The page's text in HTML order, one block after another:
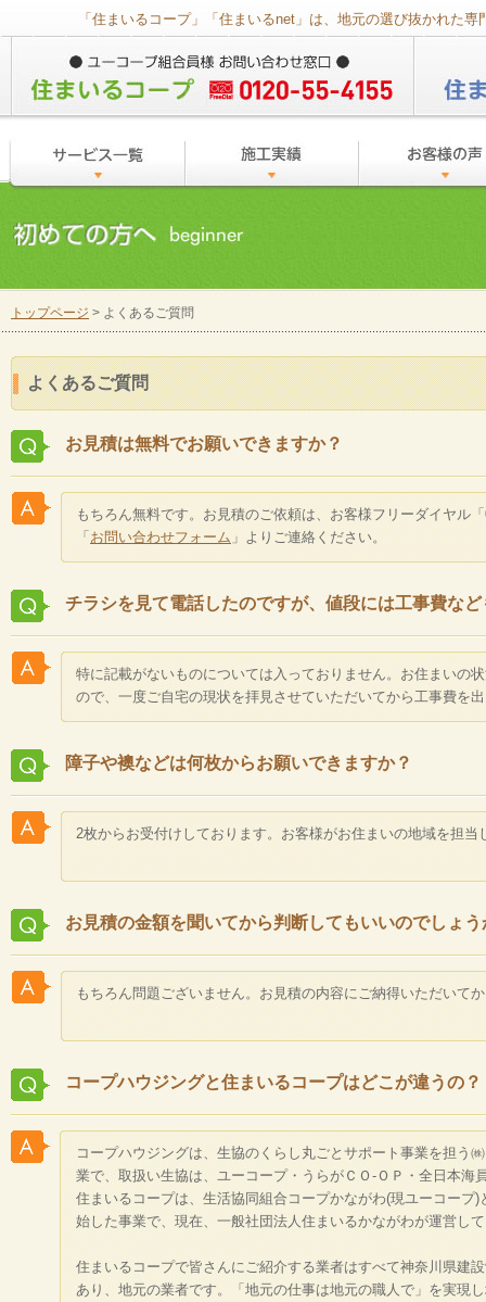
「住まいるコープ」「住まいるnet」は、地元の選び抜かれた
トップページ > よくあるご質問
よくあるご質問
お見積は無料でお願いできますか？
もちろん無料です。お見積のご依頼は、お客様フリーダイヤル
「 お問い合わせフォーム 」よりご連絡ください。
チラシを見て電話したのですが、値段には工事費な
特に記載がないものについては入っておりません。お住まいの
ので、一度ご自宅の現状を拝見させていただいてから工事費を
障子や襖などは何枚からお願いできますか？
2枚からお受付けしております。お客様がお住まいの地域を担
お見積の金額を聞いてから判断してもいいのでしょう
もちろん問題ございません。お見積の内容にご納得いただいて
コープハウジングと住まいるコープはどこが違うの？
コープハウジングは、生協のくらし丸ごとサポート事業を担う
業で、取扱い生協は、ユーコープ・うらがＣＯ-ＯＰ・全日本海
住まいるコープは、生活協同組合コープかながわ(現ユーコープ
始した事業で、現在、一般社団法人住まいるかながわが運営し
住まいるコープで皆さんにご紹介する業者はすべて神奈川県建
あり、地元の業者です。「地元の仕事は地元の職人で」を実現